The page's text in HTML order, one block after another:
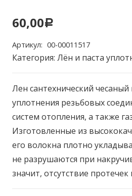
60,00Р
Артикул: 00-00011517
Категория: Лён и паста
Лен сантехнический
уплотнения резьбовых
систем отопления, а также
Изготовленные из
его волокна плотно
не разрушаются при
значит, отсутствие